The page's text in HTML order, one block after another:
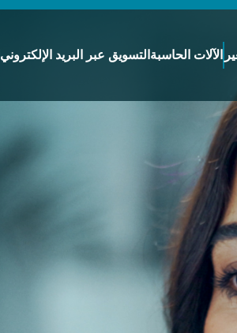
التسويق عبر البريد الإلكتروني الآلات الحاسبة